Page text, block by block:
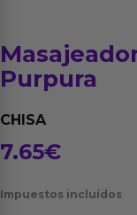
Purpura
CHISA
7.65€
Impuestos incluídos